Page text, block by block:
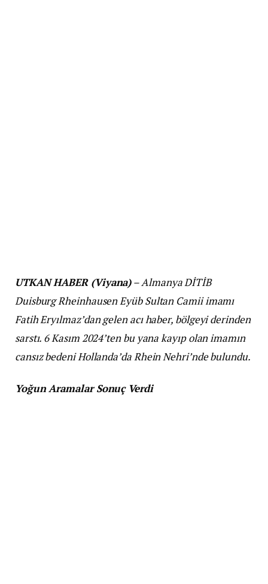
UTKAN HABER (Viyana)– Almanya DİTİB
Duisburg Rheinhausen Eyüb Sultan Camii imamı
Fatih Eryılmaz’dan gelen acı haber, bölgeyi derinden
sarstı. 6 Kasım 2024’ten bu yana kayıp olan imamın
cansız bedeni Hollanda’da Rhein Nehri’nde bulundu.
Yoğun Aramalar Sonuç Verdi